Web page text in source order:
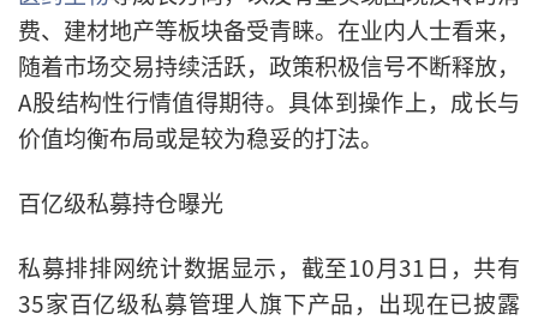
费、建材地产等板块备受青睐。在业内人士看来，
随着市场交易持续活跃，政策积极信号不断释放，
A股结构性行情值得期待。具体到操作上，成长与
价值均衡布局或是较为稳妥的打法。
百亿级私募持仓曝光
私募排排网统计数据显示，截至10月31日，共有
35家百亿级私募管理人旗下产品，出现在已披露